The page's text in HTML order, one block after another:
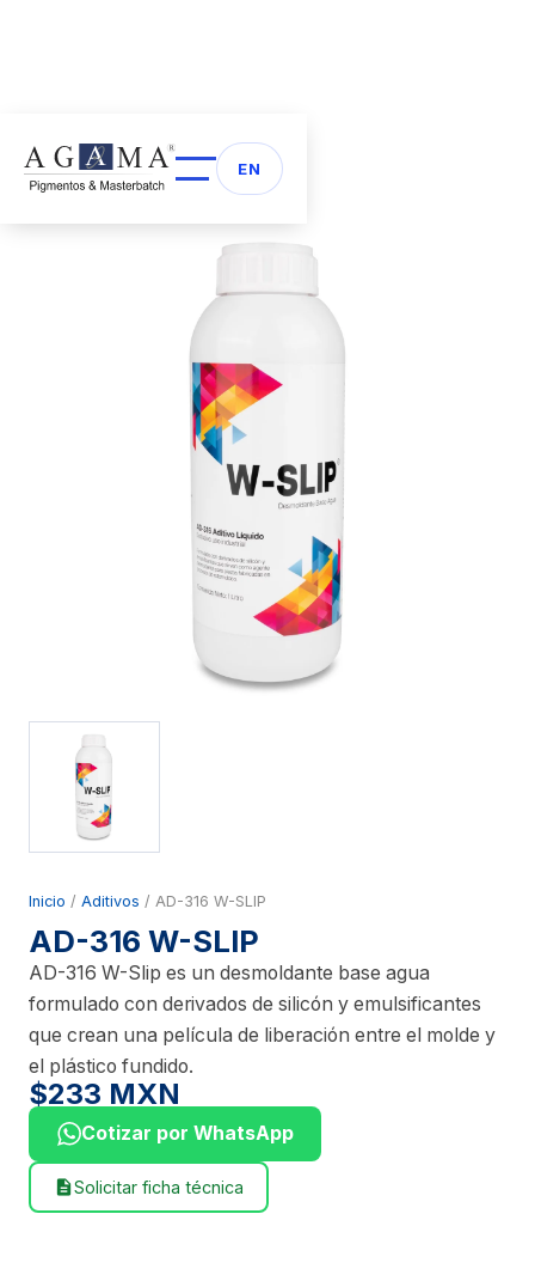
EN
arrow_back Volver a Aditivos
Inicio / Aditivos / AD-316 W-SLIP
AD-316 W-SLIP
AD-316 W-Slip es un desmoldante base agua
formulado con derivados de silicón y emulsificantes
que crean una película de liberación entre el molde y
el plástico fundido.
$233 MXN
Cotizar por WhatsApp
descriptionSolicitar ficha técnica